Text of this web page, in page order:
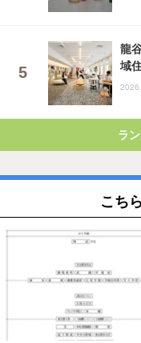
龍
域
ラ
こち